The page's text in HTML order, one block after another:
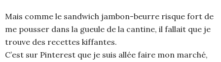
Mais comme le sandwich jambon-beurre risque fort de
me pousser dans la gueule de la cantine, il fallait que je
trouve des recettes kiffantes.
C’est sur Pinterest que je suis allée faire mon marché,